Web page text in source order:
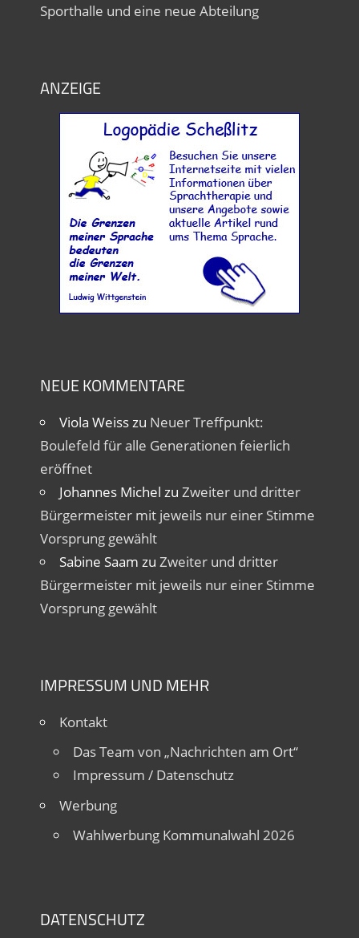
Sporthalle und eine neue Abteilung
ANZEIGE
NEUE KOMMENTARE
Viola Weisszu Neuer Treffpunkt:
Boulefeld für alle Generationen feierlich
eröffnet
Johannes Michel zu Zweiter und dritter
Bürgermeister mit jeweils nur einer Stimme
Vorsprung gewählt
Sabine Saam zu Zweiter und dritter
Bürgermeister mit jeweils nur einer Stimme
Vorsprung gewählt
IMPRESSUM UND MEHR
Kontakt
Das Team von „Nachrichten am Ort“
Impressum / Datenschutz
Werbung
Wahlwerbung Kommunalwahl 2026
DATENSCHUTZ